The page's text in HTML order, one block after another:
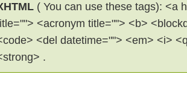
( You can use these tags): <a
<acronym title=""> <b>
<del datetime=""> <em> <i>
.